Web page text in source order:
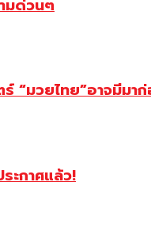
มด่วนๆ
“มวยไทย”อาจมีมา
ะกาศแล้ว!